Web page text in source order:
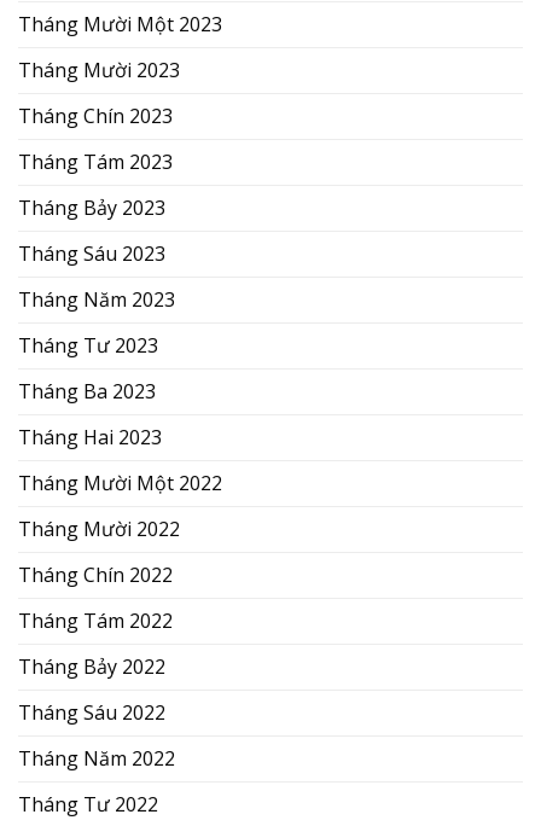
Tháng Mười Một 2023
Tháng Mười 2023
Tháng Chín 2023
Tháng Tám 2023
Tháng Bảy 2023
Tháng Sáu 2023
Tháng Năm 2023
Tháng Tư 2023
Tháng Ba 2023
Tháng Hai 2023
Tháng Mười Một 2022
Tháng Mười 2022
Tháng Chín 2022
Tháng Tám 2022
Tháng Bảy 2022
Tháng Sáu 2022
Tháng Năm 2022
Tháng Tư 2022